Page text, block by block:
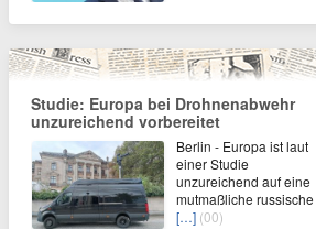
Studie: Europa bei Drohnenabwehr
unzureichend vorbereitet
Berlin - Europa ist laut
einer Studie
unzureichend auf eine
mutmaßliche russische
[…] (00)